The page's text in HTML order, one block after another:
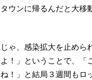
ウンに帰るんだと大移
ゃ、感染拡大を止めら
！」ということで、「
！」と結局３週間もロ